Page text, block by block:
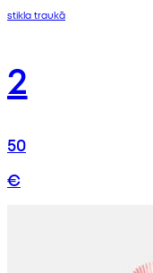
stikla traukā
2
50
€